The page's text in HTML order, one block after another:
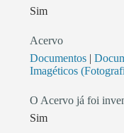
Sim
Acervo
Documentos |
Imagéticos
O Acervo já foi
Sim